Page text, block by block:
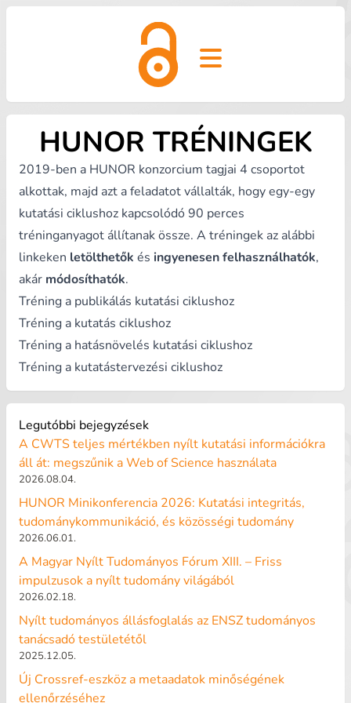
Open main menu
HUNOR TRÉNINGEK
2019-ben a HUNOR konzorcium tagjai 4 csoportot
alkottak, majd azt a feladatot vállalták, hogy egy-egy
kutatási ciklushoz kapcsolódó 90 perces
tréninganyagot állítanak össze. A tréningek az alábbi
linkeken letölthetők és ingyenesen felhasználhatók,
akár módosíthatók.
Tréning a publikálás kutatási ciklushoz
Tréning a kutatás ciklushoz
Tréning a hatásnövelés kutatási ciklushoz
Tréning a kutatástervezési ciklushoz
Legutóbbi bejegyzések
A CWTS teljes mértékben nyílt kutatási információkra
áll át: megszűnik a Web of Science használata
2026.08.04.
HUNOR Minikonferencia 2026: Kutatási integritás,
tudománykommunikáció, és közösségi tudomány
2026.06.01.
A Magyar Nyílt Tudományos Fórum XIII. – Friss
impulzusok a nyílt tudomány világából
2026.02.18.
Nyílt tudományos állásfoglalás az ENSZ tudományos
tanácsadó testületétől
2025.12.05.
Új Crossref-eszköz a metaadatok minőségének
ellenőrzéséhez